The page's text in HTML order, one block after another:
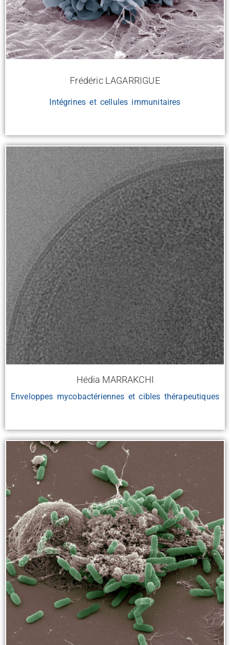
Frédéric LAGARRIGUE
Intégrines et cellules immunitaires
Hédia MARRAKCHI
Enveloppes mycobactériennes et cibles thérapeutiques